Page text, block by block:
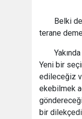
Belki
terane
Yeni bir
edileceğiz
ekebilmek
bir